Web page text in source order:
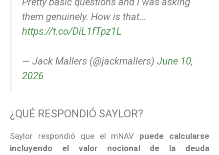
them genuinely. How is that…
https://t.co/DiL1fTpz1L
— Jack Mallers (@jackmallers) June 10,
2026
¿QUÉ RESPONDIÓ SAYLOR?
Saylor respondió que el mNAV puede calcularse
incluyendo el valor nocional de la deuda